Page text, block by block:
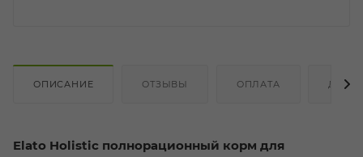
ОПИСАНИЕ ОТЗЫВЫ ОПЛАТА
Elato Holistic полнорационный корм для